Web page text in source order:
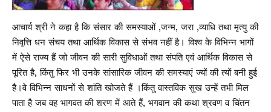
आचार्य श्री ने कहा है कि संसार की समस्याओं ,जन्म, जरा ,व्याधि तथा मृत्यु की
निवृत्ति धन संचय तथा आर्थिक विकास से संभव नहीं है। विश्व के विभिन्न भागों
में ऐसे राज्य हैं जो जीवन की सारी सुविधाओं तथा संपति एवं आर्थिक विकास से
पूरित है, किंतु फिर भी उनके सांसारिक जीवन की समस्याएं ज्यों की त्यों बनी हुई
है।वे विभिन्न साधनों से शांति खोजते हैं ।किंतु वास्तविक सुख उन्हें तभी मिल
पाता है जब वह भागवत की शरण में आते हैं, भगवान की कथा श्रवण व चिंतन